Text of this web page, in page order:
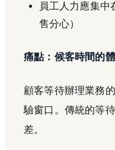
員工人力應集中
售分心）
痛點：候客時間的
顧客等待辦理業務
驗窗口。傳統的等
差。